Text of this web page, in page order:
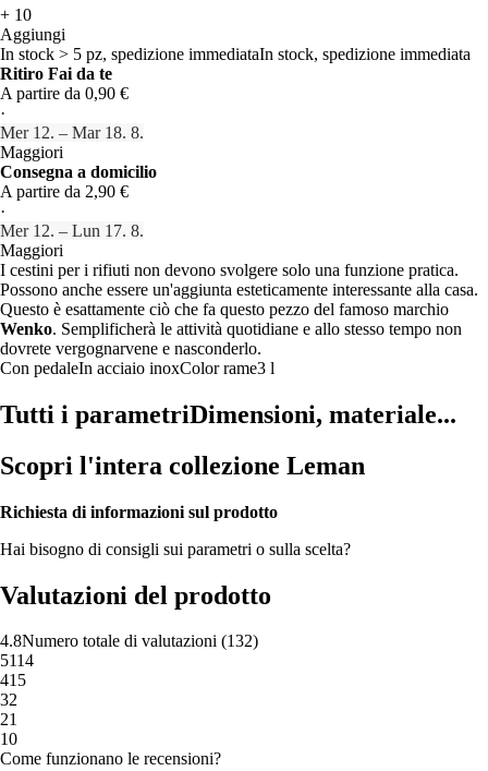
+ 10
Aggiungi
In stock > 5 pz, spedizione immediataIn stock, spedizione immediata
Ritiro Fai da te
A partire da 0,90 €
·
Mer 12. – Mar 18. 8.
Maggiori
Consegna a domicilio
A partire da 2,90 €
·
Mer 12. – Lun 17. 8.
Maggiori
I cestini per i rifiuti non devono svolgere solo una funzione pratica.
Possono anche essere un'aggiunta esteticamente interessante alla casa.
Questo è esattamente ciò che fa questo pezzo del famoso marchio
Wenko. Semplificherà le attività quotidiane e allo stesso tempo non
dovrete vergognarvene e nasconderlo.
Con pedaleIn acciaio inoxColor rame3 l
Tutti i parametriDimensioni, materiale...
Scopri l'intera collezione Leman
Richiesta di informazioni sul prodotto
Hai bisogno di consigli sui parametri o sulla scelta?
Valutazioni del prodotto
4.8Numero totale di valutazioni (132)
5114
415
32
21
10
Come funzionano le recensioni?